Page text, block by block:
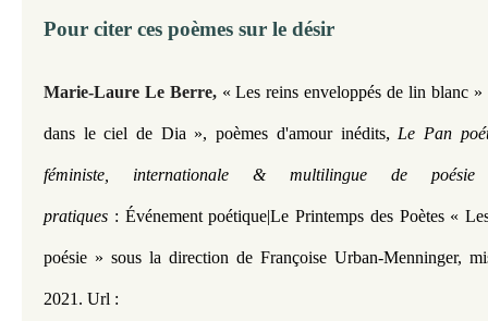
Pour citer ces poèmes sur le désir
Marie-Laure Le Berre, « Les reins enveloppés de lin blanc
dans le ciel de Dia », poèmes d'amour inédits, Le Pan
féministe, internationale & multilingue de
pratiques : Événement poétique|Le Printemps des Poètes «
poésie » sous la direction de Françoise Urban-Menninger,
2021. Url :